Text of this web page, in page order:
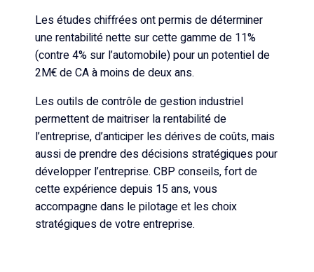
Les études chiffrées ont permis de déterminer
une rentabilité nette sur cette gamme de 11%
(contre 4% sur l’automobile) pour un potentiel de
2M€ de CA à moins de deux ans.
Les outils de contrôle de gestion industriel
permettent de maitriser la rentabilité de
l’entreprise, d’anticiper les dérives de coûts, mais
aussi de prendre des décisions stratégiques pour
développer l’entreprise. CBP conseils, fort de
cette expérience depuis 15 ans, vous
accompagne dans le pilotage et les choix
stratégiques de votre entreprise.